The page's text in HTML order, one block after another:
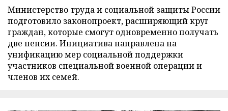
Министерство труда и социальной защиты России
подготовило законопроект, расширяющий круг
граждан, которые смогут одновременно получать
две пенсии. Инициатива направлена на
унификацию мер социальной поддержки
участников специальной военной операции и
членов их семей.